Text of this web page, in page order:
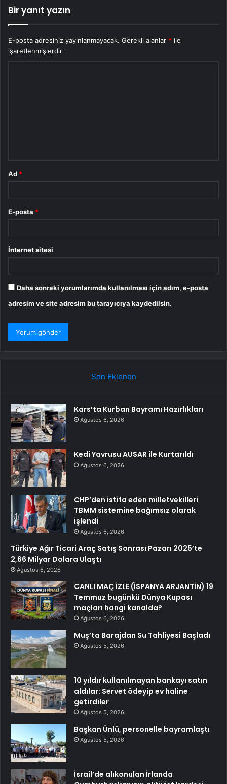
Bir yanıt yazın
E-posta adresiniz yayınlanmayacak. Gerekli alanlar * ile
işaretlenmişlerdir
Ad *
E-posta *
İnternet sitesi
Daha sonraki yorumlarımda kullanılması için adım, e-posta
adresim ve site adresim bu tarayıcıya kaydedilsin.
Son Eklenen
Kars’ta Kurban Bayramı Hazırlıkları
Ağustos 6, 2026
Kedi Yavrusu AUSAR ile Kurtarıldı
Ağustos 6, 2026
CHP’den istifa eden milletvekilleri
TBMM sistemine bağımsız olarak
işlendi
Ağustos 6, 2026
Türkiye Ağır Ticari Araç Satış Sonrası Pazarı 2025’te
2,66 Milyar Dolara Ulaştı
Ağustos 6, 2026
CANLI MAÇ İZLE (İSPANYA ARJANTİN) 19
Temmuz bugünkü Dünya Kupası
maçları hangi kanalda?
Ağustos 6, 2026
Muş’ta Barajdan Su Tahliyesi Başladı
Ağustos 5, 2026
10 yıldır kullanılmayan bankayı satın
aldılar: Servet ödeyip ev haline
getirdiler
Ağustos 5, 2026
Başkan Ünlü, personelle bayramlaştı
Ağustos 5, 2026
İsrail’de alıkonulan İrlanda